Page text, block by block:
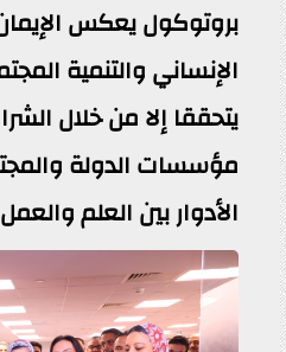
بروتوكول يعكس
الإنساني والتنمية
يتحققا إلا من خلال
مؤسسات الدولة
الأدوار بين العلم